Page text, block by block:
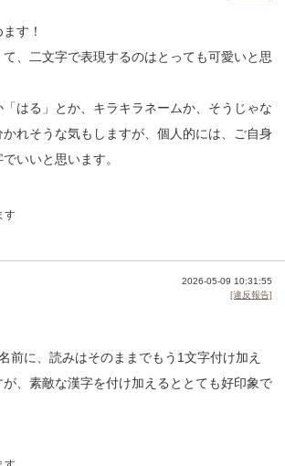
す！
、二文字で表現するのはとっても可愛いと思
はる」とか、キラキラネームか、そうじゃな
れそうな気もしますが、個人的には、ご自身
いいと思います。
す
2026-05-09 10:31:55
[違反報告]
前に、読みはそのままでもう1文字付け加え
、素敵な漢字を付け加えるととても好印象で